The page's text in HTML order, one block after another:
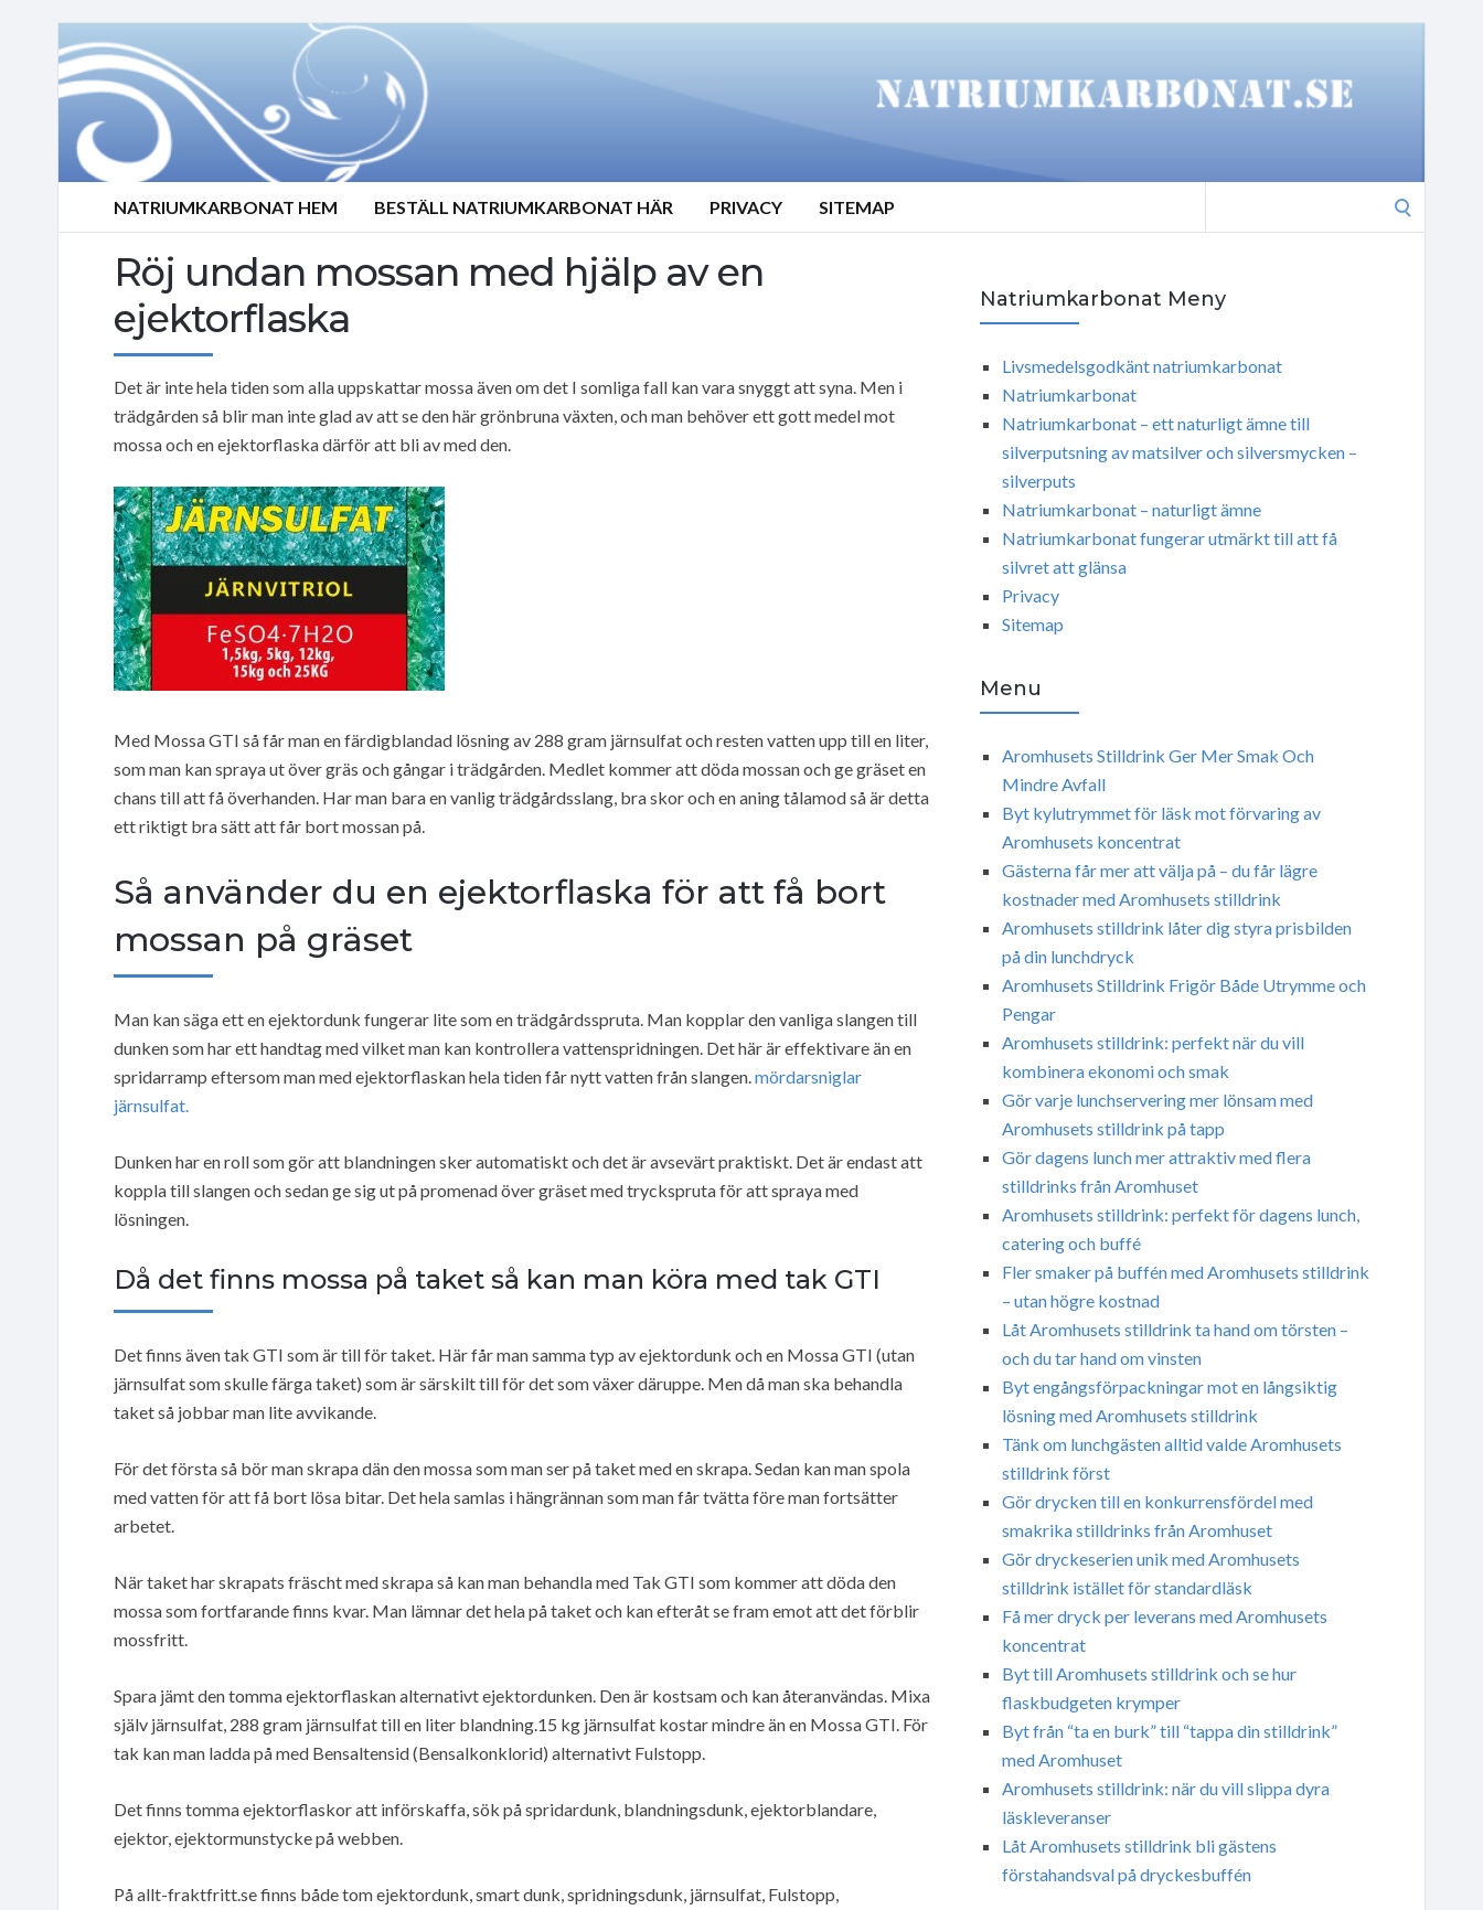
NATRIUMKARBONAT HEM BESTÄLL NATRIUMKARBONAT HÄR PRIVACY SITEMAP
Röj undan mossan med hjälp av en
ejektorflaska
Det är inte hela tiden som alla uppskattar mossa även om det I somliga fall kan vara snyggt att syna. Men i
trädgården så blir man inte glad av att se den här grönbruna växten, och man behöver ett gott medel mot
mossa och en ejektorflaska därför att bli av med den.
Med Mossa GTI så får man en färdigblandad lösning av 288 gram järnsulfat och resten vatten upp till en liter,
som man kan spraya ut över gräs och gångar i trädgården. Medlet kommer att döda mossan och ge gräset en
chans till att få överhanden. Har man bara en vanlig trädgårdsslang, bra skor och en aning tålamod så är detta
ett riktigt bra sätt att får bort mossan på.
Så använder du en ejektorflaska för att få bort
mossan på gräset
Man kan säga ett en ejektordunk fungerar lite som en trädgårdsspruta. Man kopplar den vanliga slangen till
dunken som har ett handtag med vilket man kan kontrollera vattenspridningen. Det här är effektivare än en
spridarramp eftersom man med ejektorflaskan hela tiden får nytt vatten från slangen.mördarsniglar
järnsulfat.
Dunken har en roll som gör att blandningen sker automatiskt och det är avsevärt praktiskt. Det är endast att
koppla till slangen och sedan ge sig ut på promenad över gräset med tryckspruta för att spraya med
lösningen.
Då det finns mossa på taket så kan man köra med tak GTI
Det finns även tak GTI som är till för taket. Här får man samma typ av ejektordunk och en Mossa GTI (utan
järnsulfat som skulle färga taket) som är särskilt till för det som växer däruppe. Men då man ska behandla
taket så jobbar man lite avvikande.
För det första så bör man skrapa dän den mossa som man ser på taket med en skrapa. Sedan kan man spola
med vatten för att få bort lösa bitar. Det hela samlas i hängrännan som man får tvätta före man fortsätter
arbetet.
När taket har skrapats fräscht med skrapa så kan man behandla med Tak GTI som kommer att döda den
mossa som fortfarande finns kvar. Man lämnar det hela på taket och kan efteråt se fram emot att det förblir
mossfritt.
Spara jämt den tomma ejektorflaskan alternativt ejektordunken. Den är kostsam och kan återanvändas. Mixa
själv järnsulfat, 288 gram järnsulfat till en liter blandning.15 kg järnsulfat kostar mindre än en Mossa GTI. För
tak kan man ladda på med Bensaltensid (Bensalkonklorid) alternativt Fulstopp.
Det finns tomma ejektorflaskor att införskaffa, sök på spridardunk, blandningsdunk, ejektorblandare,
ejektor, ejektormunstycke på webben.
På allt-fraktfritt.se finns både tom ejektordunk, smart dunk, spridningsdunk, järnsulfat, Fulstopp,
Natriumkarbonat Meny
Livsmedelsgodkänt natriumkarbonat
Natriumkarbonat
Natriumkarbonat – ett naturligt ämne till
silverputsning av matsilver och silversmycken –
silverputs
Natriumkarbonat – naturligt ämne
Natriumkarbonat fungerar utmärkt till att få
silvret att glänsa
Privacy
Sitemap
Menu
Aromhusets Stilldrink Ger Mer Smak Och
Mindre Avfall
Byt kylutrymmet för läsk mot förvaring av
Aromhusets koncentrat
Gästerna får mer att välja på – du får lägre
kostnader med Aromhusets stilldrink
Aromhusets stilldrink låter dig styra prisbilden
på din lunchdryck
Aromhusets Stilldrink Frigör Både Utrymme och
Pengar
Aromhusets stilldrink: perfekt när du vill
kombinera ekonomi och smak
Gör varje lunchservering mer lönsam med
Aromhusets stilldrink på tapp
Gör dagens lunch mer attraktiv med flera
stilldrinks från Aromhuset
Aromhusets stilldrink: perfekt för dagens lunch,
catering och buffé
Fler smaker på buffén med Aromhusets stilldrink
– utan högre kostnad
Låt Aromhusets stilldrink ta hand om törsten –
och du tar hand om vinsten
Byt engångsförpackningar mot en långsiktig
lösning med Aromhusets stilldrink
Tänk om lunchgästen alltid valde Aromhusets
stilldrink först
Gör drycken till en konkurrensfördel med
smakrika stilldrinks från Aromhuset
Gör dryckeserien unik med Aromhusets
stilldrink istället för standardläsk
Få mer dryck per leverans med Aromhusets
koncentrat
Byt till Aromhusets stilldrink och se hur
flaskbudgeten krymper
Byt från “ta en burk” till “tappa din stilldrink”
med Aromhuset
Aromhusets stilldrink: när du vill slippa dyra
läskleveranser
Låt Aromhusets stilldrink bli gästens
förstahandsval på dryckesbuffén